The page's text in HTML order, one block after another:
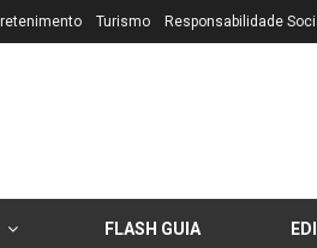
Turismo Responsabilidade
FLASH GUIA